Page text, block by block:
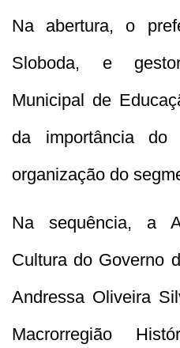
Na abertura, o
Sloboda, e
Municipal de
da importância
organização do
Na sequência, a
Cultura do Governo
Andressa Oliveira
Macrorregião